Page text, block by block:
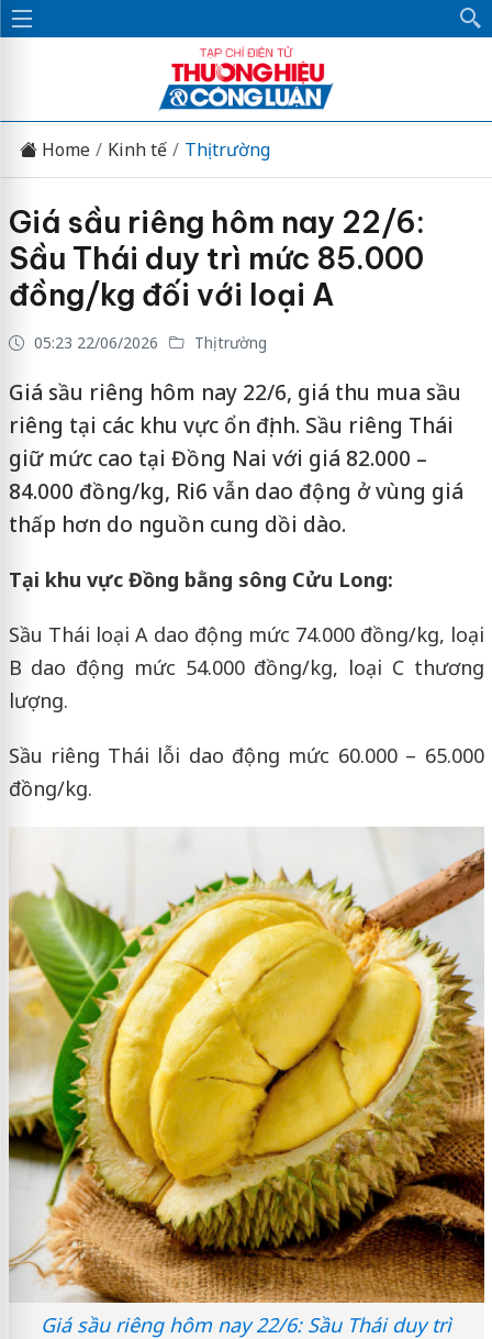
Home Kinh tế Thị trường
Giá sầu riêng hôm nay 22/6:
Sầu Thái duy trì mức 85.000
đồng/kg đối với loại A
05:23 22/06/2026 Thị trường
Giá sầu riêng hôm nay 22/6, giá thu mua sầu
riêng tại các khu vực ổn định. Sầu riêng Thái
giữ mức cao tại Đồng Nai với giá 82.000 –
84.000 đồng/kg, Ri6 vẫn dao động ở vùng giá
thấp hơn do nguồn cung dồi dào.
Tại khu vực Đồng bằng sông Cửu Long:
Sầu Thái loại A dao động mức 74.000 đồng/kg, loại
B dao động mức 54.000 đồng/kg, loại C thương
lượng.
Sầu riêng Thái lỗi dao động mức 60.000 – 65.000
đồng/kg.
Giá sầu riêng hôm nay 22/6: Sầu Thái duy trì